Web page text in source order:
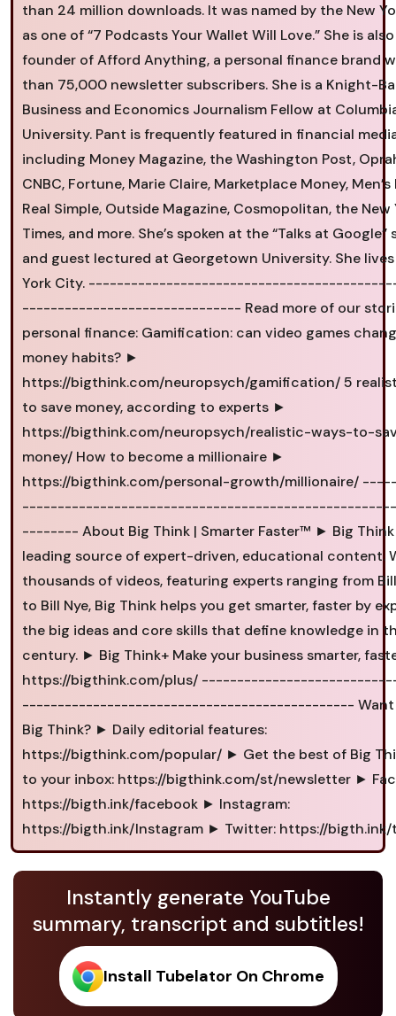
than 24 million downloads. It was named by the New
as one of “7 Podcasts Your Wallet Will Love.” She is
founder of Afford Anything, a personal finance brand
than 75,000 newsletter subscribers. She is a Knight-
Business and Economics Journalism Fellow at
University. Pant is frequently featured in financial
including Money Magazine, the Washington Post,
CNBC, Fortune, Marie Claire, Marketplace Money, Men’s
Real Simple, Outside Magazine, Cosmopolitan, the New
Times, and more. She’s spoken at the “Talks at Google”
and guest lectured at Georgetown University. She
York City.
------------------------------- Read more of our
personal finance: Gamification: can video games
money habits? ►
https://bigthink.com/neuropsych/gamification/ 5
to save money, according to experts ►
https://bigthink.com/neuropsych/realistic-ways-to-
money/ How to become a millionaire ►
https://bigthink.com/personal-growth/millionaire/
-------- About Big Think | Smarter Faster™ ► Big Think
leading source of expert-driven, educational content.
thousands of videos, featuring experts ranging from
to Bill Nye, Big Think helps you get smarter, faster by
the big ideas and core skills that define knowledge in
century. ► Big Think+ Make your business smarter,
https://bigthink.com/plus/
----------------------------------------------- Want
Big Think? ► Daily editorial features:
https://bigthink.com/popular/ ► Get the best of Big
to your inbox: https://bigthink.com/st/newsletter ►
https://bigth.ink/facebook ► Instagram:
https://bigth.ink/Instagram ► Twitter: https://
Instantly generate YouTube
summary, transcript and subtitles!
Install Tubelator On Chrome